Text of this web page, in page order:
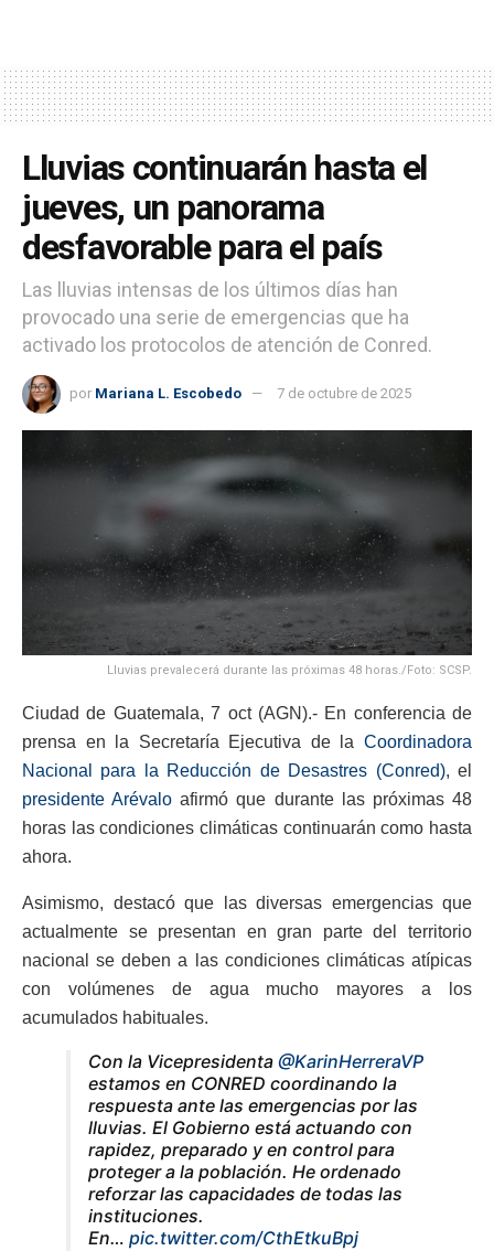
Lluvias continuarán hasta el
jueves, un panorama
desfavorable para el país
Las lluvias intensas de los últimos días han
provocado una serie de emergencias que ha
activado los protocolos de atención de Conred.
por Mariana L. Escobedo 7 de octubre de 2025
Lluvias prevalecerá durante las próximas 48 horas./Foto: SCSP.
Ciudad de Guatemala, 7 oct (AGN).- En conferencia de
prensa en la Secretaría Ejecutiva de la Coordinadora
Nacional para la Reducción de Desastres (Conred), el
presidente Arévalo afirmó que durante las próximas 48
horas las condiciones climáticas continuarán como hasta
ahora.
Asimismo, destacó que las diversas emergencias que
actualmente se presentan en gran parte del territorio
nacional se deben a las condiciones climáticas atípicas
con volúmenes de agua mucho mayores a los
acumulados habituales.
Con la Vicepresidenta @KarinHerreraVP
estamos en CONRED coordinando la
respuesta ante las emergencias por las
lluvias. El Gobierno está actuando con
rapidez, preparado y en control para
proteger a la población. He ordenado
reforzar las capacidades de todas las
instituciones.
En… pic.twitter.com/CthEtkuBpj